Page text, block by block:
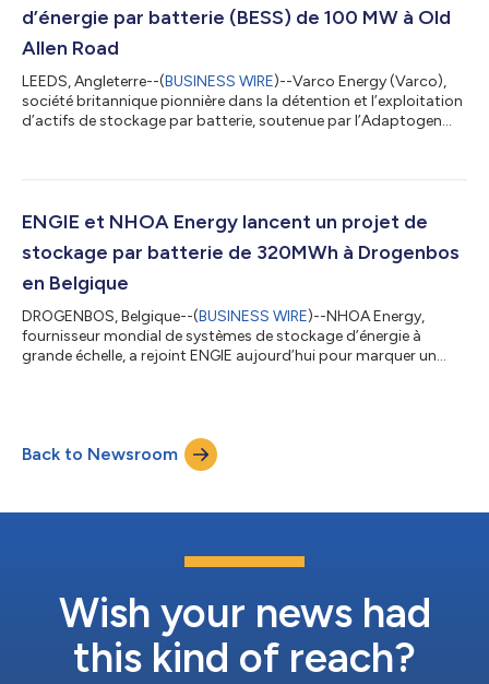
d’énergie par batterie (BESS) de 100 MW à Old
Allen Road
LEEDS, Angleterre--(BUSINESS WIRE)--Varco Energy (Varco),
société britannique pionnière dans la détention et l’exploitation
d’actifs de stockage par batterie, soutenue par l’Adaptogen
stockage d’énergie par batterie (BESS) de 100 MW/244 MWh
BESS d’Old Allen Road ajoute 100 MW au portefeuille de projets
ENGIE et NHOA Energy lancent un projet de
stockage par batterie de 320MWh à Drogenbos
en Belgique
DROGENBOS, Belgique--(BUSINESS WIRE)--NHOA Energy,
fournisseur mondial de systèmes de stockage d’énergie à
grande échelle, a rejoint ENGIE aujourd’hui pour marquer un
cérémonie, qui s'est tenue ce matin en présence de Hans Bonte,
ministre de l'Énergie du gouvernement flamand, Vincent
Verbeke, CEO d'ENGIE Belgique, Nic...
Back to Newsroom
Wish your news had
this kind of reach?